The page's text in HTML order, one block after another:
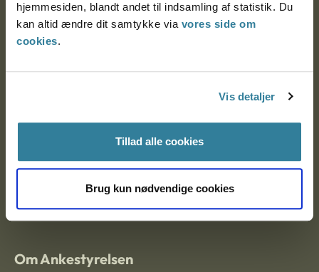
hjemmesiden, blandt andet til indsamling af statistik. Du
kan altid ændre dit samtykke via vores side om
cookies.
Vis detaljer
Tillad alle cookies
Brug kun nødvendige cookies
Nytorv 7, 2. sal
9000 Aalborg
EAN: 57 98 000 35 48 21
CVR: 1007 4002
Om Ankestyrelsen